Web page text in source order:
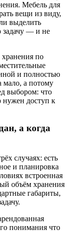
Мебель для
вещи из виду,
выделить
задачу — и не
по
и полностью
мало, а потому
выбором: что
нужен доступ к
а когда
случаях: есть
и планировка
встроенная
объём хранения
габариты,
понимания что